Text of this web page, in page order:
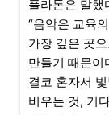
플라톤은 말했
“음악은 교육
가장 깊은 곳
만들기 때문이
결코 혼자서
비우는 것, 기